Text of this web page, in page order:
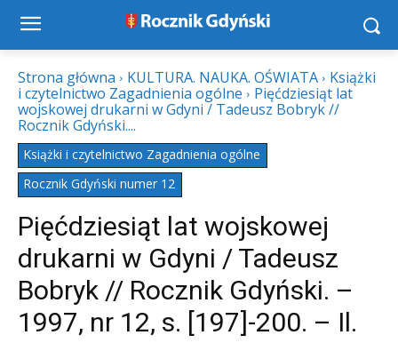
Strona główna KULTURA. NAUKA. OŚWIATA
Książki
i czytelnictwo Zagadnienia ogólne
Pięćdziesiąt lat
wojskowej drukarni w Gdyni / Tadeusz Bobryk //
Rocznik Gdyński....
Książki i czytelnictwo Zagadnienia ogólne
Rocznik Gdyński numer 12
Pięćdziesiąt lat wojskowej
drukarni w Gdyni / Tadeusz
Bobryk // Rocznik Gdyński. –
1997, nr 12, s. [197]-200. – Il.